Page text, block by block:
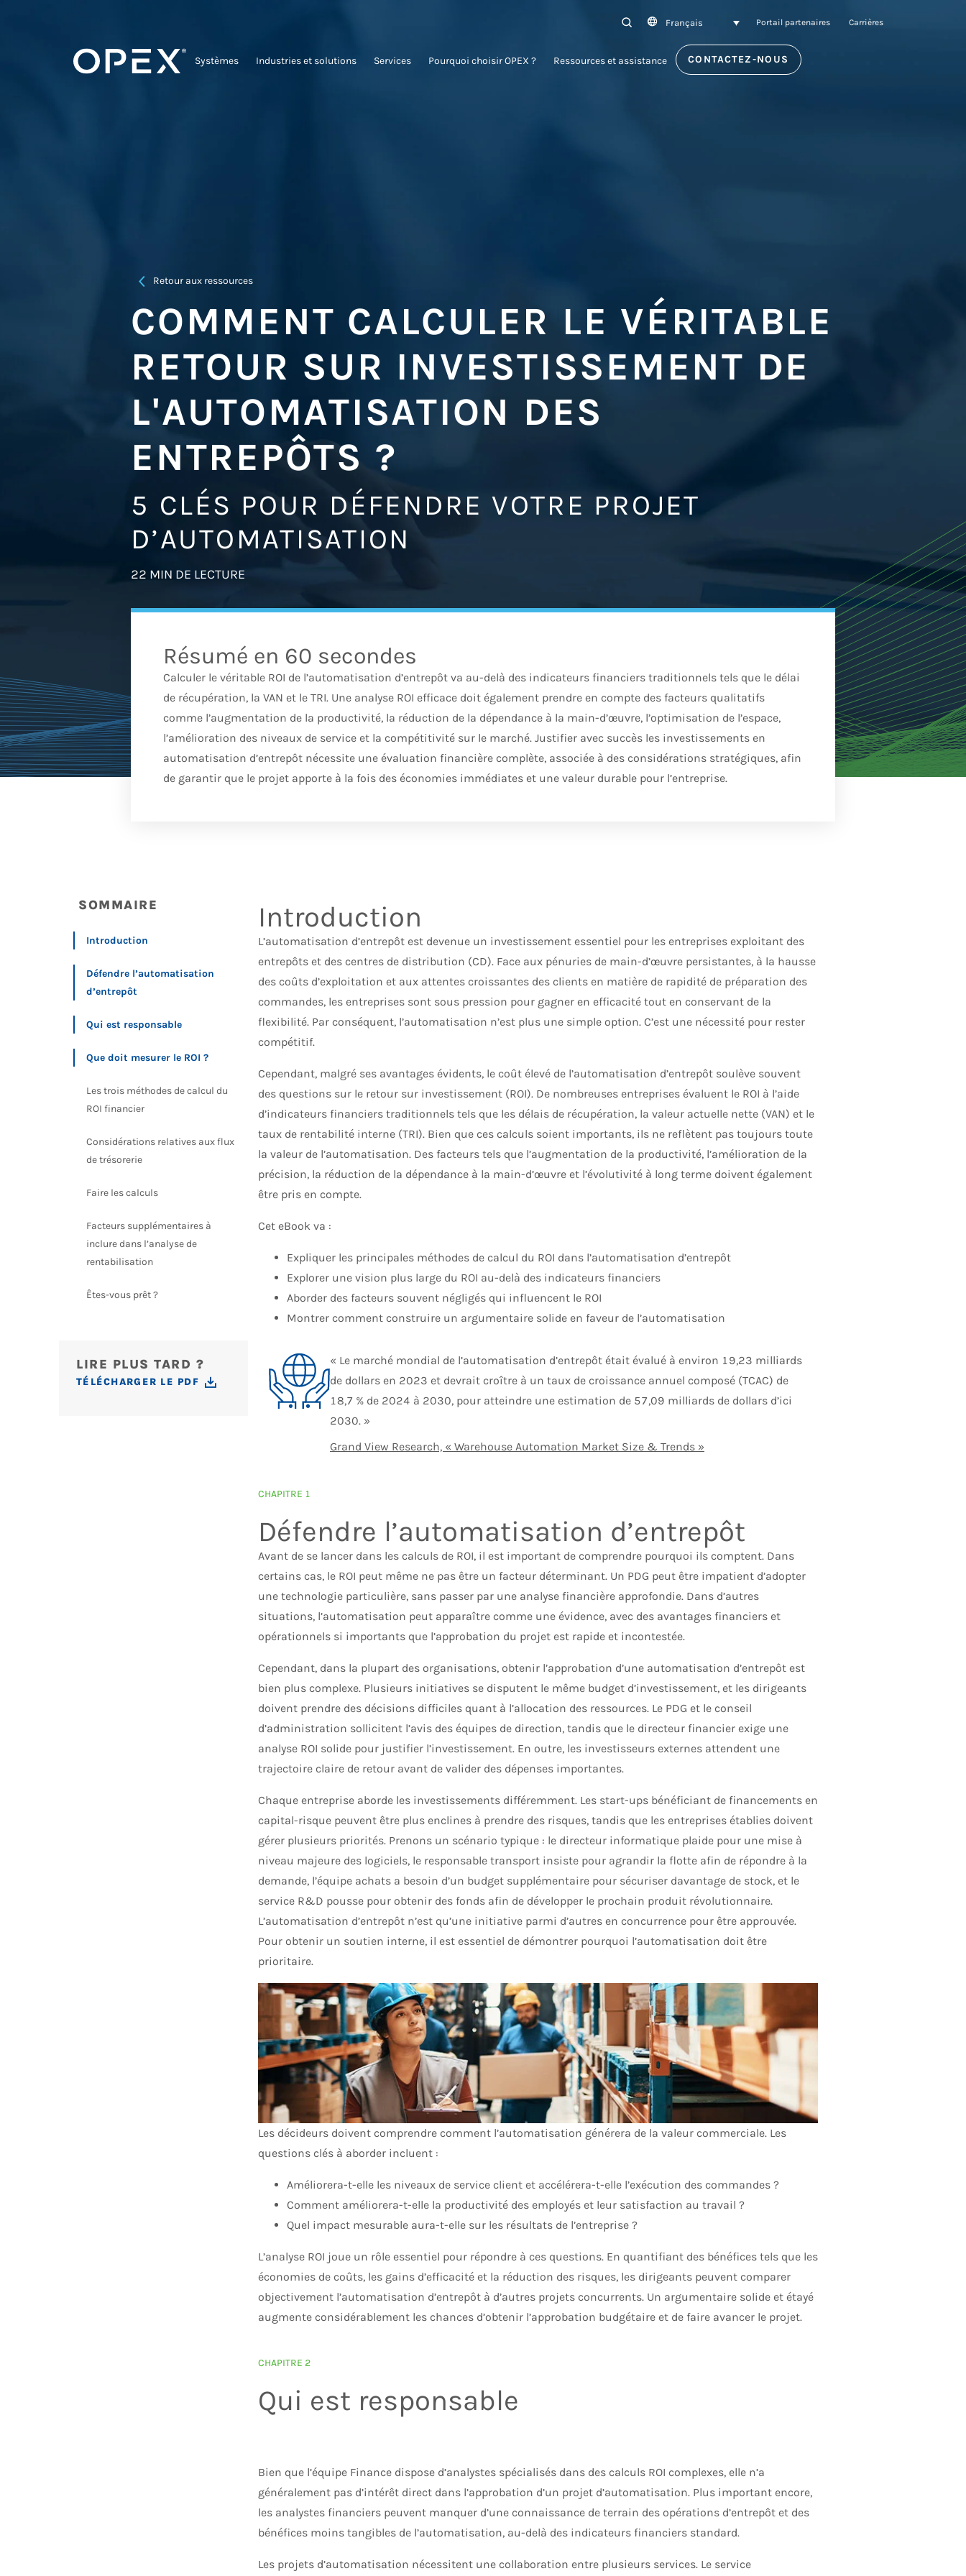
SEARCH
Français Portail partenaires Carrières
Systèmes Industries et solutions Services Pourquoi choisir OPEX ? Ressources et assistance CONTACTEZ-NOUS
Retour aux ressources
COMMENT CALCULER LE VÉRITABLE
RETOUR SUR INVESTISSEMENT DE
L'AUTOMATISATION DES
ENTREPÔTS ?
5 CLÉS POUR DÉFENDRE VOTRE PROJET
D’AUTOMATISATION
22 MIN DE LECTURE
Résumé en 60 secondes
Calculer le véritable ROI de l’automatisation d’entrepôt va au-delà des indicateurs financiers traditionnels tels que le délai
de récupération, la VAN et le TRI. Une analyse ROI efficace doit également prendre en compte des facteurs qualitatifs
comme l’augmentation de la productivité, la réduction de la dépendance à la main-d’œuvre, l’optimisation de l’espace,
l’amélioration des niveaux de service et la compétitivité sur le marché. Justifier avec succès les investissements en
automatisation d’entrepôt nécessite une évaluation financière complète, associée à des considérations stratégiques, afin
de garantir que le projet apporte à la fois des économies immédiates et une valeur durable pour l’entreprise.
SOMMAIRE
Introduction
Défendre l’automatisation
d’entrepôt
Qui est responsable
Que doit mesurer le ROI ?
Les trois méthodes de calcul du
ROI financier
Considérations relatives aux flux
de trésorerie
Faire les calculs
Facteurs supplémentaires à
inclure dans l’analyse de
rentabilisation
Êtes-vous prêt ?
LIRE PLUS TARD ?
TÉLÉCHARGER LE PDF
Introduction
L’automatisation d’entrepôt est devenue un investissement essentiel pour les entreprises exploitant des
entrepôts et des centres de distribution (CD). Face aux pénuries de main-d’œuvre persistantes, à la hausse
des coûts d’exploitation et aux attentes croissantes des clients en matière de rapidité de préparation des
commandes, les entreprises sont sous pression pour gagner en efficacité tout en conservant de la
flexibilité. Par conséquent, l’automatisation n’est plus une simple option. C’est une nécessité pour rester
compétitif.
Cependant, malgré ses avantages évidents, le coût élevé de l’automatisation d’entrepôt soulève souvent
des questions sur le retour sur investissement (ROI). De nombreuses entreprises évaluent le ROI à l’aide
d’indicateurs financiers traditionnels tels que les délais de récupération, la valeur actuelle nette (VAN) et le
taux de rentabilité interne (TRI). Bien que ces calculs soient importants, ils ne reflètent pas toujours toute
la valeur de l’automatisation. Des facteurs tels que l’augmentation de la productivité, l’amélioration de la
précision, la réduction de la dépendance à la main-d’œuvre et l’évolutivité à long terme doivent également
être pris en compte.
Cet eBook va :
Expliquer les principales méthodes de calcul du ROI dans l’automatisation d’entrepôt
Explorer une vision plus large du ROI au-delà des indicateurs financiers
Aborder des facteurs souvent négligés qui influencent le ROI
Montrer comment construire un argumentaire solide en faveur de l’automatisation
« Le marché mondial de l’automatisation d’entrepôt était évalué à environ 19,23 milliards
de dollars en 2023 et devrait croître à un taux de croissance annuel composé (TCAC) de
18,7 % de 2024 à 2030, pour atteindre une estimation de 57,09 milliards de dollars d’ici
2030. »
Grand View Research, « Warehouse Automation Market Size & Trends »
CHAPITRE 1
Défendre l’automatisation d’entrepôt
Avant de se lancer dans les calculs de ROI, il est important de comprendre pourquoi ils comptent. Dans
certains cas, le ROI peut même ne pas être un facteur déterminant. Un PDG peut être impatient d’adopter
une technologie particulière, sans passer par une analyse financière approfondie. Dans d’autres
situations, l’automatisation peut apparaître comme une évidence, avec des avantages financiers et
opérationnels si importants que l’approbation du projet est rapide et incontestée.
Cependant, dans la plupart des organisations, obtenir l’approbation d’une automatisation d’entrepôt est
bien plus complexe. Plusieurs initiatives se disputent le même budget d’investissement, et les dirigeants
doivent prendre des décisions difficiles quant à l’allocation des ressources. Le PDG et le conseil
d’administration sollicitent l’avis des équipes de direction, tandis que le directeur financier exige une
analyse ROI solide pour justifier l’investissement. En outre, les investisseurs externes attendent une
trajectoire claire de retour avant de valider des dépenses importantes.
Chaque entreprise aborde les investissements différemment. Les start-ups bénéficiant de financements en
capital-risque peuvent être plus enclines à prendre des risques, tandis que les entreprises établies doivent
gérer plusieurs priorités. Prenons un scénario typique : le directeur informatique plaide pour une mise à
niveau majeure des logiciels, le responsable transport insiste pour agrandir la flotte afin de répondre à la
demande, l’équipe achats a besoin d’un budget supplémentaire pour sécuriser davantage de stock, et le
service R&D pousse pour obtenir des fonds afin de développer le prochain produit révolutionnaire.
L’automatisation d’entrepôt n’est qu’une initiative parmi d’autres en concurrence pour être approuvée.
Pour obtenir un soutien interne, il est essentiel de démontrer pourquoi l’automatisation doit être
prioritaire.
Les décideurs doivent comprendre comment l’automatisation générera de la valeur commerciale. Les
questions clés à aborder incluent :
Améliorera-t-elle les niveaux de service client et accélérera-t-elle l’exécution des commandes ?
Comment améliorera-t-elle la productivité des employés et leur satisfaction au travail ?
Quel impact mesurable aura-t-elle sur les résultats de l’entreprise ?
L’analyse ROI joue un rôle essentiel pour répondre à ces questions. En quantifiant des bénéfices tels que les
économies de coûts, les gains d’efficacité et la réduction des risques, les dirigeants peuvent comparer
objectivement l’automatisation d’entrepôt à d’autres projets concurrents. Un argumentaire solide et étayé
augmente considérablement les chances d’obtenir l’approbation budgétaire et de faire avancer le projet.
CHAPITRE 2
Qui est responsable
Bien que l’équipe Finance dispose d’analystes spécialisés dans des calculs ROI complexes, elle n’a
généralement pas d’intérêt direct dans l’approbation d’un projet d’automatisation. Plus important encore,
les analystes financiers peuvent manquer d’une connaissance de terrain des opérations d’entrepôt et des
bénéfices moins tangibles de l’automatisation, au-delà des indicateurs financiers standard.
Les projets d’automatisation nécessitent une collaboration entre plusieurs services. Le service